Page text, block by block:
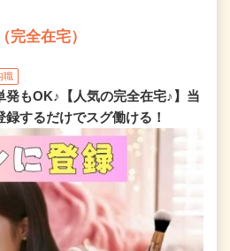
完全在宅）
職
発もOK♪【人気の完全在宅♪】当
するだけでスグ働ける！